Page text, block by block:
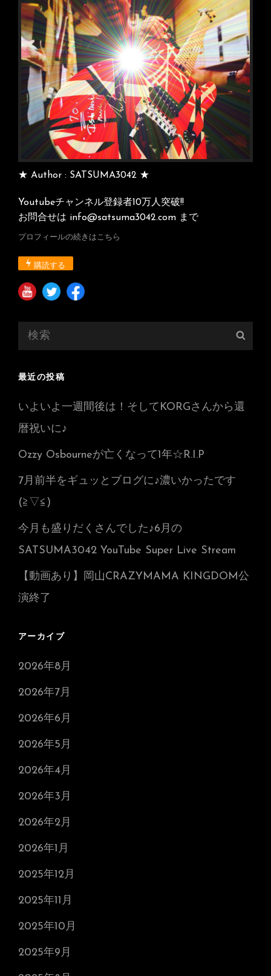
ョ
ン
★ Author : SATSUMA3042 ★
Youtubeチャンネル登録者10万人突破!!
お問合せは info@satsuma3042.com まで
プロフィールの続きはこちら
購読する
最近の投稿
いよいよ一週間後は！そしてKORGさんから還
暦祝いに♪
Ozzy Osbourneが亡くなって1年☆R.I.P
7月前半をギュッとブログに♪濃いかったです
(≧▽≦)
今月も盛りだくさんでした♪6月の
SATSUMA3042 YouTube Super Live Stream
【動画あり】岡山CRAZYMAMA KINGDOM公
演終了
アーカイブ
2026年8月
2026年7月
2026年6月
2026年5月
2026年4月
2026年3月
2026年2月
2026年1月
2025年12月
2025年11月
2025年10月
2025年9月